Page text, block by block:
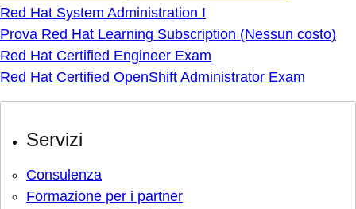
Red Hat System Administration I
Prova Red Hat Learning Subscription (Nessun costo)
Red Hat Certified Engineer Exam
Red Hat Certified OpenShift Administrator Exam
Servizi
Consulenza
Formazione per i partner